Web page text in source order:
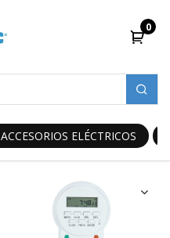
0
ACCESORIOS ELÉCTRICOS